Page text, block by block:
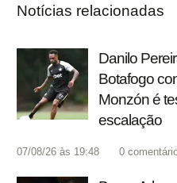
Notícias relacionadas
Danilo
Botafogo
Monzón é
escalação
07/08/26 às 19:48 0